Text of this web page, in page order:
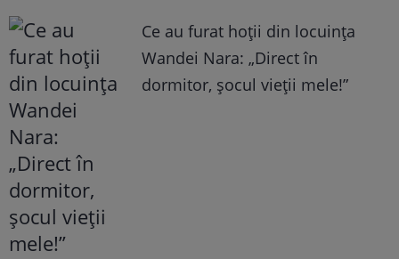
Ce au furat hoții din locuința
Wandei Nara: „Direct în
dormitor, șocul vieții mele!”